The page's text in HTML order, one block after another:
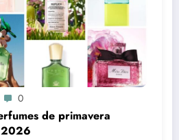
0
de primavera
2026